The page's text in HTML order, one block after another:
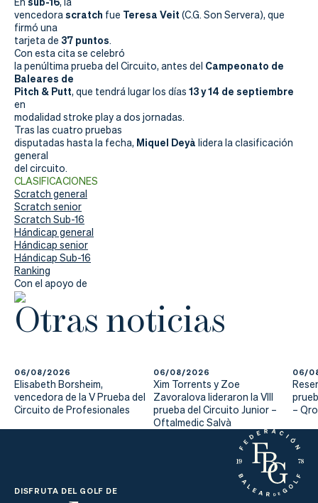
vencedorascratch fue Teresa Veit (C.G. Son Servera), que
firmó una
tarjeta de 37 puntos.
Con esta cita se celebró
la penúltima prueba del Circuito, antes del Campeonato de
Baleares de
Pitch & Putt, que tendrá lugar los días 13 y 14 de septiembre
en
modalidad stroke play a dos jornadas.
Tras las cuatro pruebas
disputadas hasta la fecha, Miquel Deyà lidera la clasificación
general
del circuito.
CLASIFICACIONES
Scratch general
Scratch senior
Scratch Sub-16
Hándicap general
Hándicap senior
Hándicap Sub-16
Ranking
Con el apoyo de
Otras noticias
06/08/2026
Elisabeth Borsheim,
vencedora de la V Prueba del
Circuito de Profesionales
06/08/2026
Xim Torrents y Zoe
Zavoralova lideraron la VIII
prueba del Circuito Junior –
Oftalmedic Salvà
06/
–
DISFRUTA DEL GOLF DE